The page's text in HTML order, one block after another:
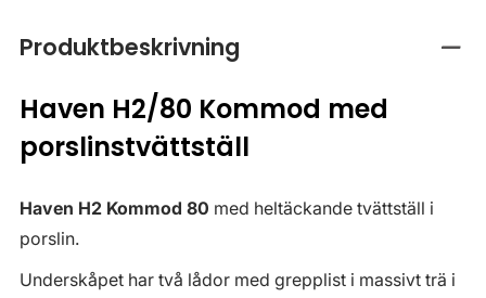
Produktbeskrivning
Haven H2/80 Kommod med
porslinstvättställ
Haven H2 Kommod 80 med heltäckande tvättställ i
porslin.
Underskåpet har två lådor med grepplist i massivt trä i